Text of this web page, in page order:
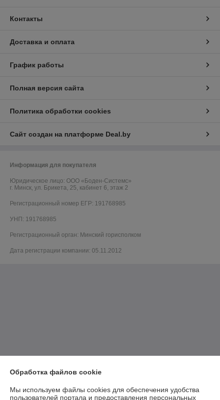
Контакты
Доставка и оплата
График работы
Полная версия сайта
Политика обработки cookies
Сайт создан на платформе Deal.by
Информация для покупателя
Юридическое лицо: ООО «Боден-Системс»
г. Минск, ул. Брикета, 25, кабинет 6, этаж 2
Регистрационный номер ЕГР: 191768985
УНП: 191768985
Регистрационный орган: Минский горисполком
Дата регистрации компании: 05.11.2012
Обработка файлов cookie
Мы используем файлы cookies для обеспечения удобства
пользователей портала и предоставления персональных